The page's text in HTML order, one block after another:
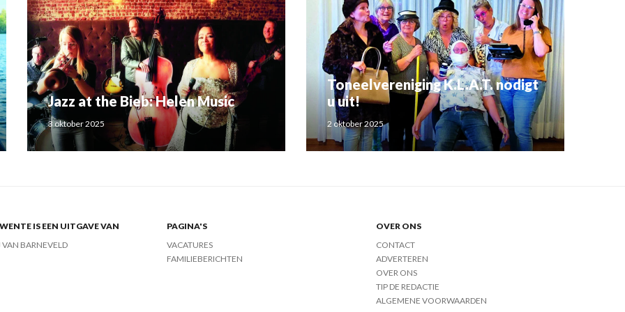
Jazz at the Bieb: Helen Music
3 oktober 2025
Toneelvereniging K.L.A.T. nodigt
u uit!
2 oktober 2025
IS EEN UITGAVE VAN
VAN BARNEVELD
PAGINA'S
VACATURES
FAMILIEBERICHTEN
OVER ONS
CONTACT
ADVERTEREN
OVER ONS
TIP DE REDACTIE
ALGEMENE VOORWAARDEN